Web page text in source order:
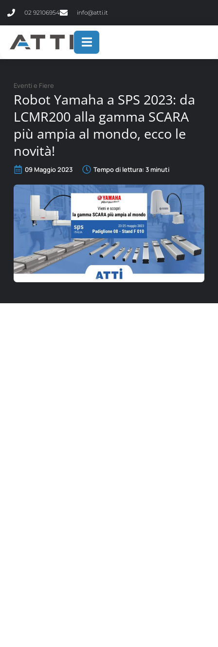
02 92106954 info@atti.it
Eventi e Fiere
Robot Yamaha a SPS 2023: da
LCMR200 alla gamma SCARA
più ampia al mondo, ecco le
novità!
09 Maggio 2023 Tempo di lettura: 3 minuti